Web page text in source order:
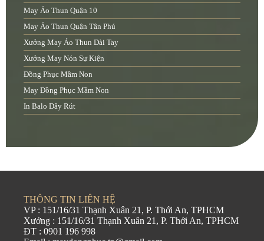
May Áo Thun Quận 10
May Áo Thun Quận Tân Phú
Xưởng May Áo Thun Dài Tay
Xưởng May Nón Sự Kiện
Đồng Phục Mầm Non
May Đồng Phục Mầm Non
In Balo Dây Rút
THÔNG TIN LIÊN HỆ
VP : 151/16/31 Thạnh Xuân 21, P. Thới An, TPHCM
Xưởng : 151/16/31 Thạnh Xuân 21, P. Thới An, TPHCM
ĐT : 0901 196 998